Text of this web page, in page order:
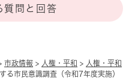
市政情報 > 人権・平和 > 人権・平和
る市民意識調査（令和7年度実施）
質問と回答